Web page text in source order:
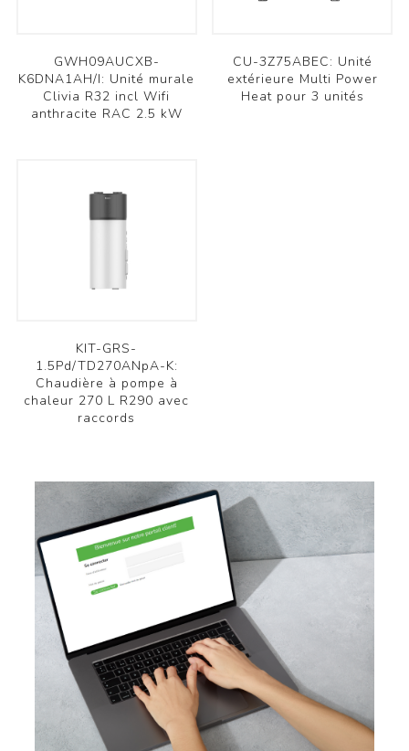
GWH09AUCXB-
K6DNA1AH/I: Unité murale
Clivia R32 incl Wifi
anthracite RAC 2.5 kW
CU-3Z75ABEC: Unité
extérieure Multi Power
Heat pour 3 unités
KIT-GRS-
1.5Pd/TD270ANpA-K:
Chaudière à pompe à
chaleur 270 L R290 avec
raccords